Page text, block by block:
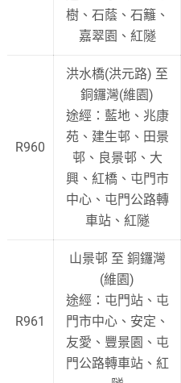
樹、石蔭、石籬、
嘉翠園、紅隧
R960
洪水橋(洪元路) 至
銅鑼灣(維園)
途經：藍地、兆康
苑、建生邨、田景
邨、良景邨、大
興、紅橋、屯門市
中心、屯門公路轉
車站、紅隧
R961
山景邨 至 銅鑼灣
(維園)
途經：屯門站、屯
門市中心、安定、
友愛、豐景園、屯
門公路轉車站、紅